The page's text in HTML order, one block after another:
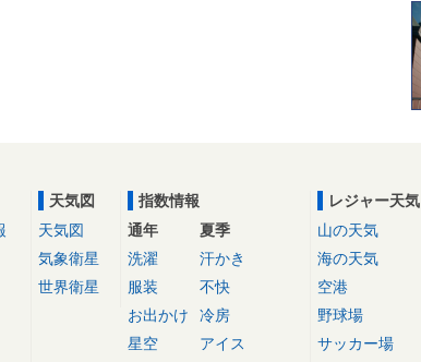
天気図
天気図
気象衛星
世界衛星
指数情報
通年
洗濯
服装
お出かけ
星空
夏季
汗かき
不快
冷房
アイス
レジャー天気
山の天気
海の天気
空港
野球場
サッカー場